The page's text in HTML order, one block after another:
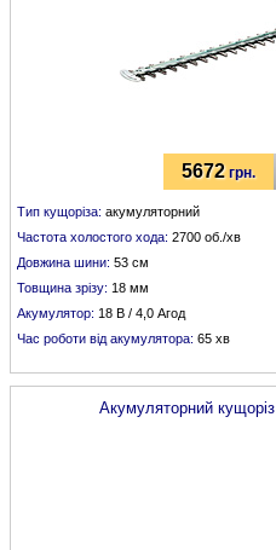
5672грн.
Тип кущоріза: акумуляторний
Частота холостого хода: 2700 об./хв
Довжина шини: 53 см
Товщина зрізу: 18 мм
Акумулятор: 18 В / 4,0 Агод
Час роботи від акумулятора: 65 хв
Акумуляторний кущоріз